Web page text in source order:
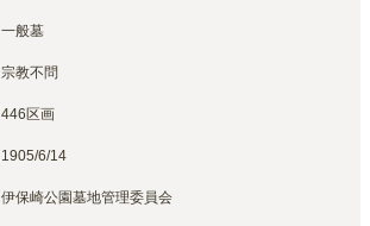
一般墓
宗教不問
446区画
1905/6/14
伊保崎公園墓地管理委員会